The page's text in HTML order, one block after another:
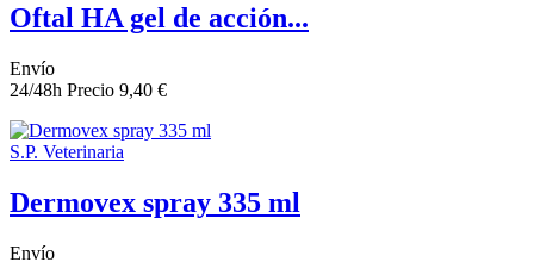
Oftal HA gel de acción...
Envío
24/48h Precio 9,40 €
S.P. Veterinaria
Dermovex spray 335 ml
Envío